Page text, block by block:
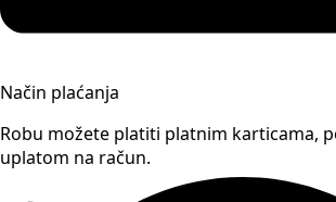
Način plaćanja
Robu možete platiti platnim karticama,
uplatom na račun.